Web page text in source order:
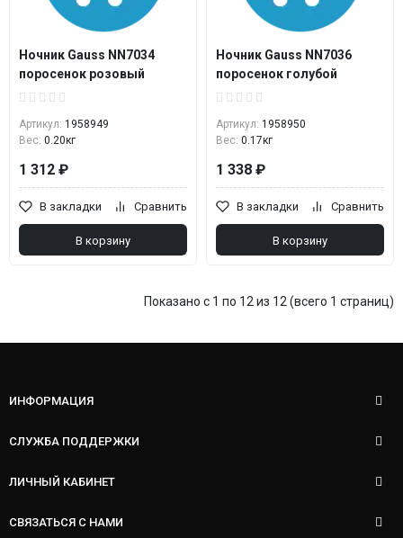
Ночник Gauss NN7034
поросенок розовый
Артикул: 1958949
Вес: 0.20кг
1 312 ₽
В закладки Сравнить
В корзину
Ночник Gauss NN7036
поросенок голубой
Артикул: 1958950
Вес: 0.17кг
1 338 ₽
В закладки Сравнить
В корзину
Показано с 1 по 12 из 12 (всего 1 страниц)
ИНФОРМАЦИЯ
СЛУЖБА ПОДДЕРЖКИ
ЛИЧНЫЙ КАБИНЕТ
СВЯЗАТЬСЯ С НАМИ